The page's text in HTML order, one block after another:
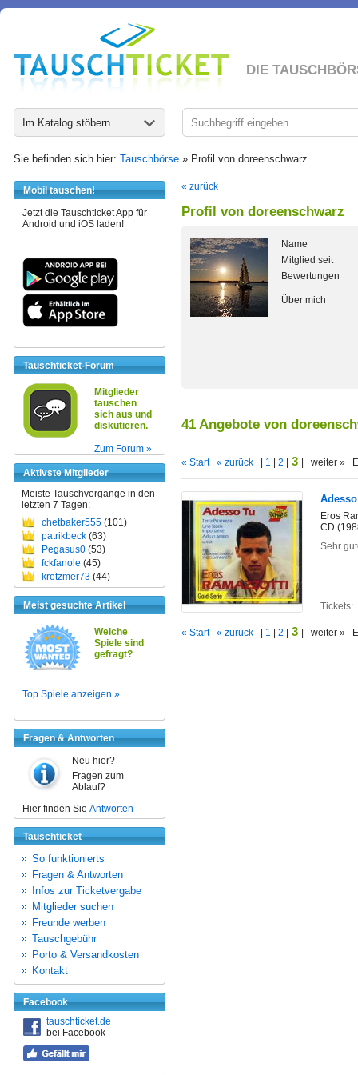
DIE
Im Katalog stöbern
Sie befinden sich hier: Tauschbörse » Profil von doreenschwarz
Mobil tauschen!
Jetzt die Tauschticket App für
Android und iOS laden!
Tauschticket-Forum
Mitglieder
tauschen
sich aus und
diskutieren.
Zum Forum »
Aktivste Mitglieder
Meiste Tauschvorgänge in den
letzten 7 Tagen:
chetbaker555 (101)
patrikbeck (63)
Pegasus0 (53)
fckfanole (45)
kretzmer73 (44)
Meist gesuchte Artikel
Welche
Spiele sind
gefragt?
Top Spiele anzeigen »
Fragen & Antworten
Neu hier?
Fragen zum
Ablauf?
Hier finden Sie Antworten
Tauschticket
So funktionierts
Fragen & Antworten
Infos zur Ticketvergabe
Mitglieder suchen
Freunde werben
Tauschgebühr
Porto & Versandkosten
Kontakt
Facebook
tauschticket.de
bei Facebook
« zurück
Profil von doreenschwarz
Name
Mitglied seit
Bewertungen
Über mich
41 Angebote von
« Start « zurück 1 2 3 | weiter »
Eros
CD
Sehr
Tickets:
« Start « zurück 1 2 3 | weiter »